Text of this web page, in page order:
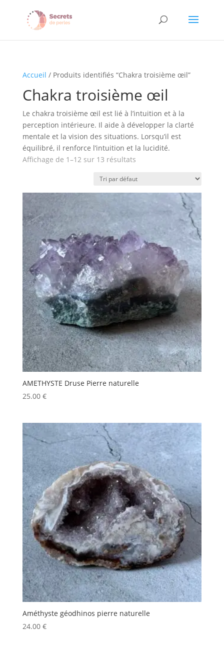
Accueil / Produits identifiés “Chakra troisième œil”
Chakra troisième œil
Le chakra troisième œil est lié à l’intuition et à la
perception intérieure. Il aide à développer la clarté
mentale et la vision des situations. Lorsqu’il est
équilibré, il renforce l’intuition et la lucidité.
Affichage de 1–12 sur 13 résultats
AMETHYSTE Druse Pierre naturelle
25.00 €
Améthyste géodhinos pierre naturelle
24.00 €